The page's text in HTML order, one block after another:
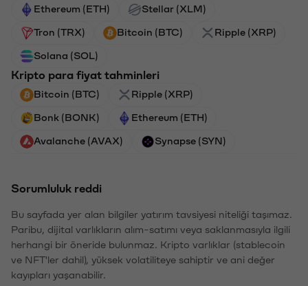
Ethereum (ETH) Stellar (XLM)
Tron (TRX) Bitcoin (BTC) Ripple (XRP)
Solana (SOL)
Kripto para fiyat tahminleri
Bitcoin (BTC) Ripple (XRP)
Bonk (BONK) Ethereum (ETH)
Avalanche (AVAX) Synapse (SYN)
Sorumluluk reddi
Bu sayfada yer alan bilgiler yatırım tavsiyesi niteliği taşımaz.
Paribu, dijital varlıkların alım-satımı veya saklanmasıyla ilgili
herhangi bir öneride bulunmaz. Kripto varlıklar (stablecoin
ve NFT'ler dahil), yüksek volatiliteye sahiptir ve ani değer
kayıpları yaşanabilir.